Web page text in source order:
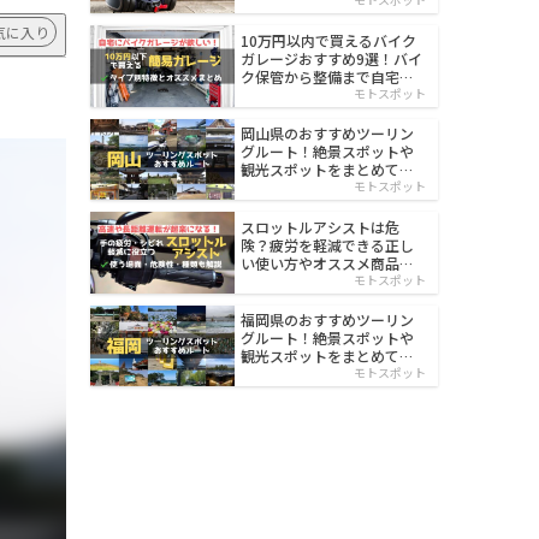
に入り
10万円以内で買えるバイク
ガレージおすすめ9選！バイ
ク保管から整備まで自宅で
モトスポット
岡山県のおすすめツーリン
グルート！絶景スポットや
観光スポットをまとめて紹
モトスポット
スロットルアシストは危
険？疲労を軽減できる正し
い使い方やオススメ商品を
モトスポット
福岡県のおすすめツーリン
グルート！絶景スポットや
観光スポットをまとめて紹
モトスポット